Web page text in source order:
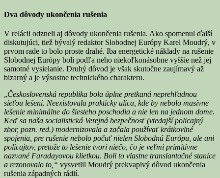
Dva dôvody ukončenia rušenia
V relácii odzneli aj dôvody ukončenia rušenia. Ako spomenul ďalší
diskutujúci, tiež bývalý redaktor Slobodnej Európy Karel Moudrý, v
prvom rade to bolo proste drahé. Iba energetické náklady na rušenie
Slobodnej Európy boli podľa neho niekoľkonásobne vyššie než jej
samotné vysielanie. Druhý dôvod je však skutočne zaujímavý až
bizarný a je výsostne technického charakteru.
„Československá republika bola úplne pretkaná neprehľadnou
sieťou lešení. Neexistovala prakticky ulica, kde by nebolo masívne
lešenie minimálne do šiesteho poschodia a nie len na jednom dome.
Keď sa naša socialistická Verejná bezpečnosť (vtedajší policajný
zbor, pozn. red.) modernizovala a začala používať krátkovlné
spojenia, pre rušenie nebolo počuť nielen Slobodnú Európu, ale ani
policajtov, pretože to lešenie tvorí niečo, čo je veľmi primitívne
nazvané Faradayovou klietkou. Boli to vlastne translantačné stanice
a rezonovalo to,“ vysvetlil Moudrý prekvapivý dôvod ukončenia
rušenia západných rádií.